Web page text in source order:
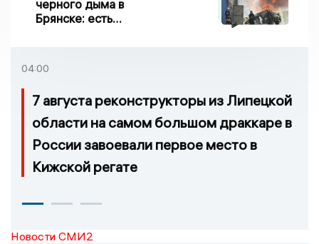
черного дыма в
Брянске: есть
04:00
7 августа реконструкторы из Липецкой
области на самом большом драккаре в
России завоевали первое место в
Кижской регате
Новости СМИ2